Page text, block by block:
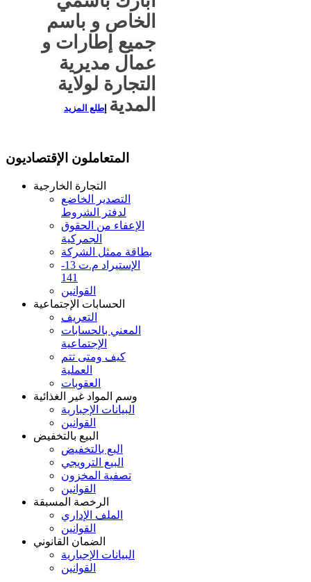
الخاص و باسم
جميع إطارات و
عمال مديرية
التجارة لولاية
المدية طلع المزيد
المتعاملون الإقتصاديون
التجارة الخارجية
التصدير الخاضع
لدفتر الشروط
الإعفاء من الحقوق
الجمركية
بطاقة ممثل الشركة
الإستيراد م.ت 13-
141
القوانين
الحسابات الإجتماعية
التعريف
المعني بالحسابات
الإجتماعية
كيف ومتى تتم
العملية
العقوبات
وسم المواد غير الغذائية
البيانات الإجبارية
القوانين
البيع بالتخفيض
البع بالتخفيض
البيع الترويجي
تصفية المخزون
القوانين
الرخصة المسبقة
الملف الإداري
القوانين
الضمان القانوني
البيانات الإجبارية
القوانين